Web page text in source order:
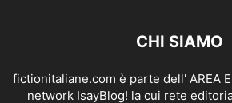
CHI SIAMO
fictionitaliane.com è parte dell' AREA
network IsayBlog! la cui rete